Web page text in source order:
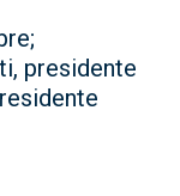
presidente